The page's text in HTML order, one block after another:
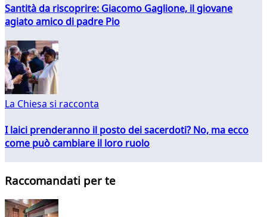
Santità da riscoprire: Giacomo Gaglione, il giovane
agiato amico di padre Pio
La Chiesa si racconta
I laici prenderanno il posto dei sacerdoti? No, ma ecco
come può cambiare il loro ruolo
Raccomandati per te